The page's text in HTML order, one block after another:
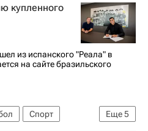
купленного
из испанского "Реала" в
на сайте бразильского
Еще5
Спорт